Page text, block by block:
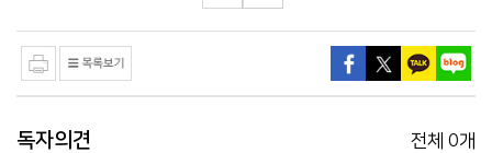
독자의견 전체 0개